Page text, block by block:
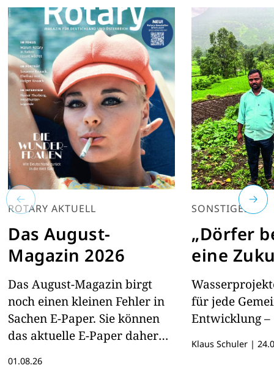
ROTARY AKTUELL
Das August-
Magazin 2026
Das August-Magazin birgt
noch einen kleinen Fehler in
Sachen E-Paper. Sie können
das aktuelle E-Paper daher
01.08.26
SONSTIGES
„Dörfer
eine
für jede
Entwicklung –
Klaus Schuler |